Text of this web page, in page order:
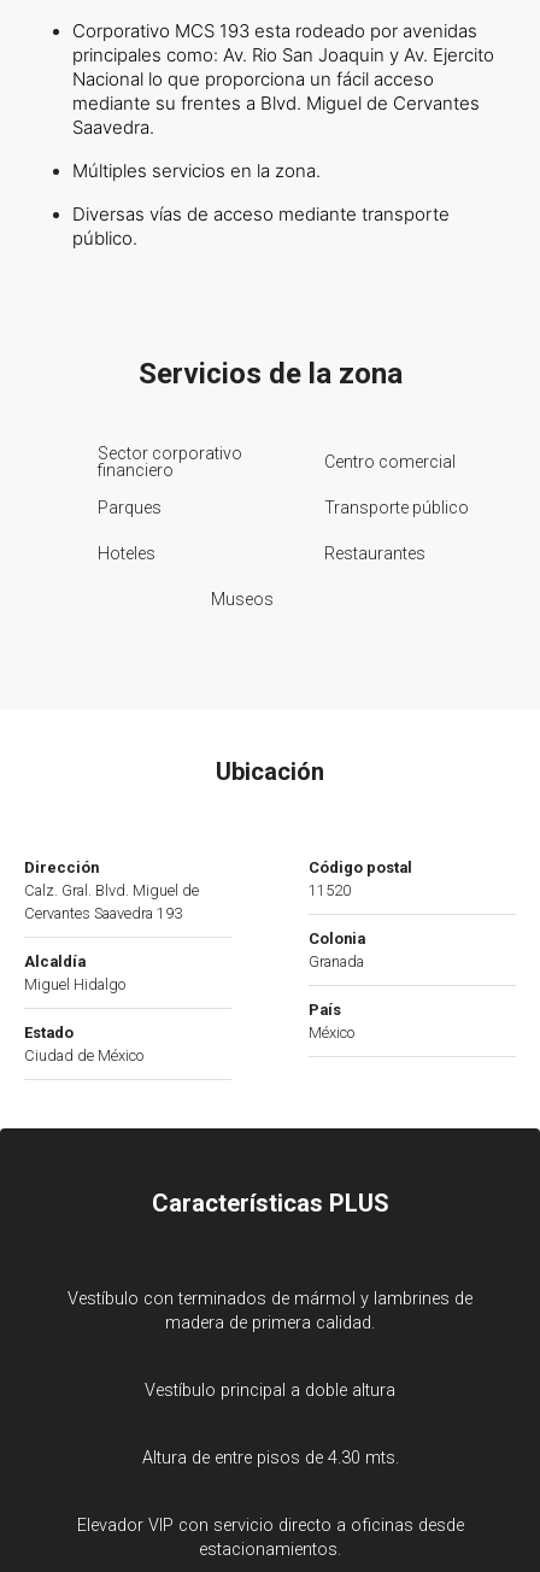
Corporativo MCS 193 esta rodeado por avenidas
principales como: Av. Rio San Joaquin y Av. Ejercito
Nacional lo que proporciona un fácil acceso
mediante su frentes a Blvd. Miguel de Cervantes
Saavedra.
Múltiples servicios en la zona.
Diversas vías de acceso mediante transporte
público.
Servicios de la zona
Sector corporativo
financiero
Centro comercial
Parques Transporte público
Hoteles Restaurantes
Museos
Ubicación
Dirección
Calz. Gral. Blvd. Miguel de
Cervantes Saavedra 193
Alcaldía
Miguel Hidalgo
Estado
Ciudad de México
Código postal
11520
Colonia
Granada
País
México
Características PLUS
Vestíbulo con terminados de mármol y lambrines de
madera de primera calidad.
Vestíbulo principal a doble altura
Altura de entre pisos de 4.30 mts.
Elevador VIP con servicio directo a oficinas desde
estacionamientos.